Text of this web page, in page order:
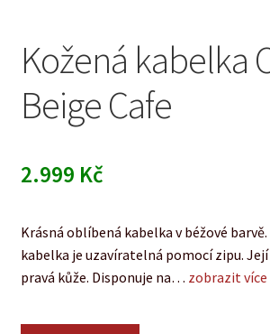
Kožená kabelka
Beige Cafe
2.999 Kč
Krásná oblíbená kabelka v béžové
kabelka je uzavíratelná pomocí zipu.
pravá kůže. Disponuje na… zobrazit více